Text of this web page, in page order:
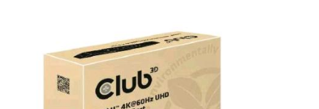
SINCRONIZZATI CON NOI